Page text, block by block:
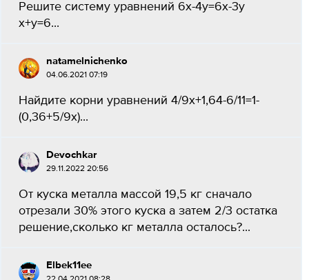
Решите систему уравнений 6x-4y=6x-3y
x+y=6...
natamelnichenko
04.06.2021 07:19
Найдите корни уравнений 4/9x+1,64-6/11=1-
(0,36+5/9x)...
Devochkar
29.11.2022 20:56
От куска металла массой 19,5 кг сначало
отрезали 30% этого куска а затем 2/3 остатка
решение,сколько кг металла осталось?...
Elbek11ee